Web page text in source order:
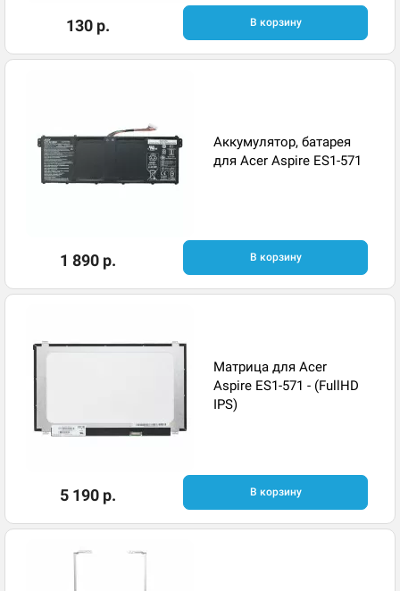
130 р. В корзину
Аккумулятор, батарея
для Acer Aspire ES1-571
1 890 р. В корзину
Матрица для Acer
Aspire ES1-571 - (FullHD
IPS)
5 190 р. В корзину